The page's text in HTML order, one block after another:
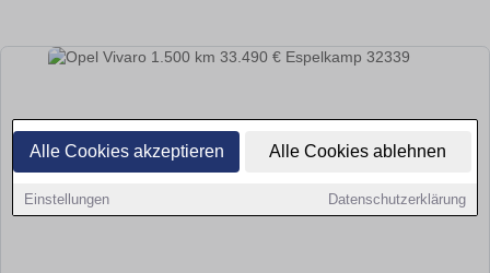
Alle Cookies akzeptieren Alle Cookies ablehnen
Einstellungen Datenschutzerklärung